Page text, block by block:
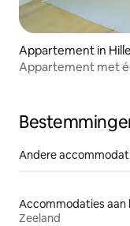
Appartement in
Appartement met
Andere
Zeeland